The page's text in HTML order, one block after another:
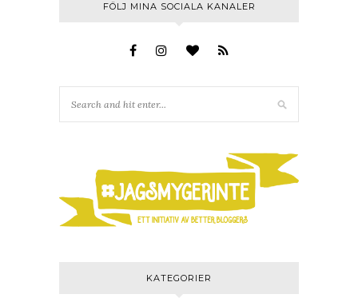
FÖLJ MINA SOCIALA KANALER
KATEGORIER